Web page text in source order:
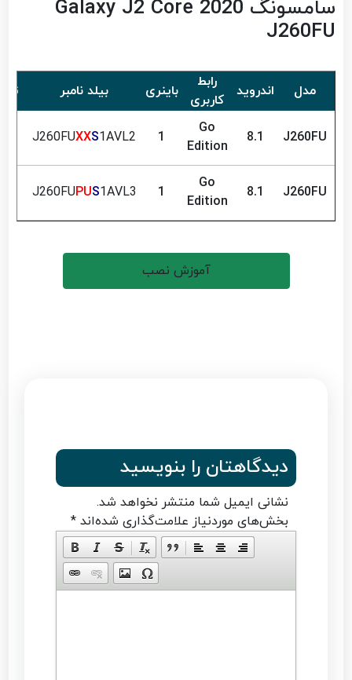
سامسونگ Galaxy J2 Core 2020
J260FU
مدل اندروید
رابط
کاربری
باینری بیلد نامبر
J260FU
8.1
Go
Edition
1
J260FUXXS1AVL2
J260FU
8.1
Go
Edition
1
J260FUPUS1AVL3
آموزش نصب
دیدگاهتان را بنویسید
نشانی ایمیل شما منتشر نخواهد شد.
بخش‌های موردنیاز علامت‌گذاری شده‌اند*